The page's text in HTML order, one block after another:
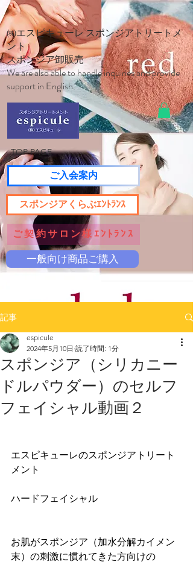
㈱エスピキューレ スポンジアトリートメ
ント
スポンジア卸販売
We are also able to handle inquiries and provide
support in English.
TOP PAGE
ご入会案内
スポンジアくらぶｴﾝﾄﾗﾝｽ
ご契約サロン様ｴﾝﾄﾗﾝｽ
一般向け商品ご購入
記事
スポンジア（シリカニー
ドルパウダー）のセルフ
フェイシャル動画２
espicule
2024年5月10日 読了時間: 1分
エスピキューレのスポンジアトリート
メント
ハードフェイシャル
お肌がスポンジア（加水分解カイメン
末）の刺激に慣れてきた方向けの